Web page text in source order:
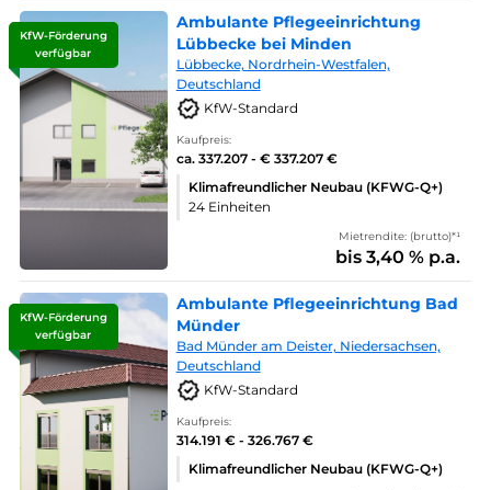
KfW-Förderung
verfügbar
Ambulante Pflegeeinrichtung
Lübbecke bei Minden
Lübbecke, Nordrhein-Westfalen,
Deutschland
KfW-Standard
Kaufpreis:
ca. 337.207 - € 337.207 €
Klimafreundlicher Neubau (KFWG-Q+)
24 Einheiten
Mietrendite: (brutto)*¹
bis 3,40 % p.a.
KfW-Förderung
verfügbar
Ambulante Pflegeeinrichtung Bad
Münder
Bad Münder am Deister, Niedersachsen,
Deutschland
KfW-Standard
Kaufpreis:
314.191 € - 326.767 €
Klimafreundlicher Neubau (KFWG-Q+)